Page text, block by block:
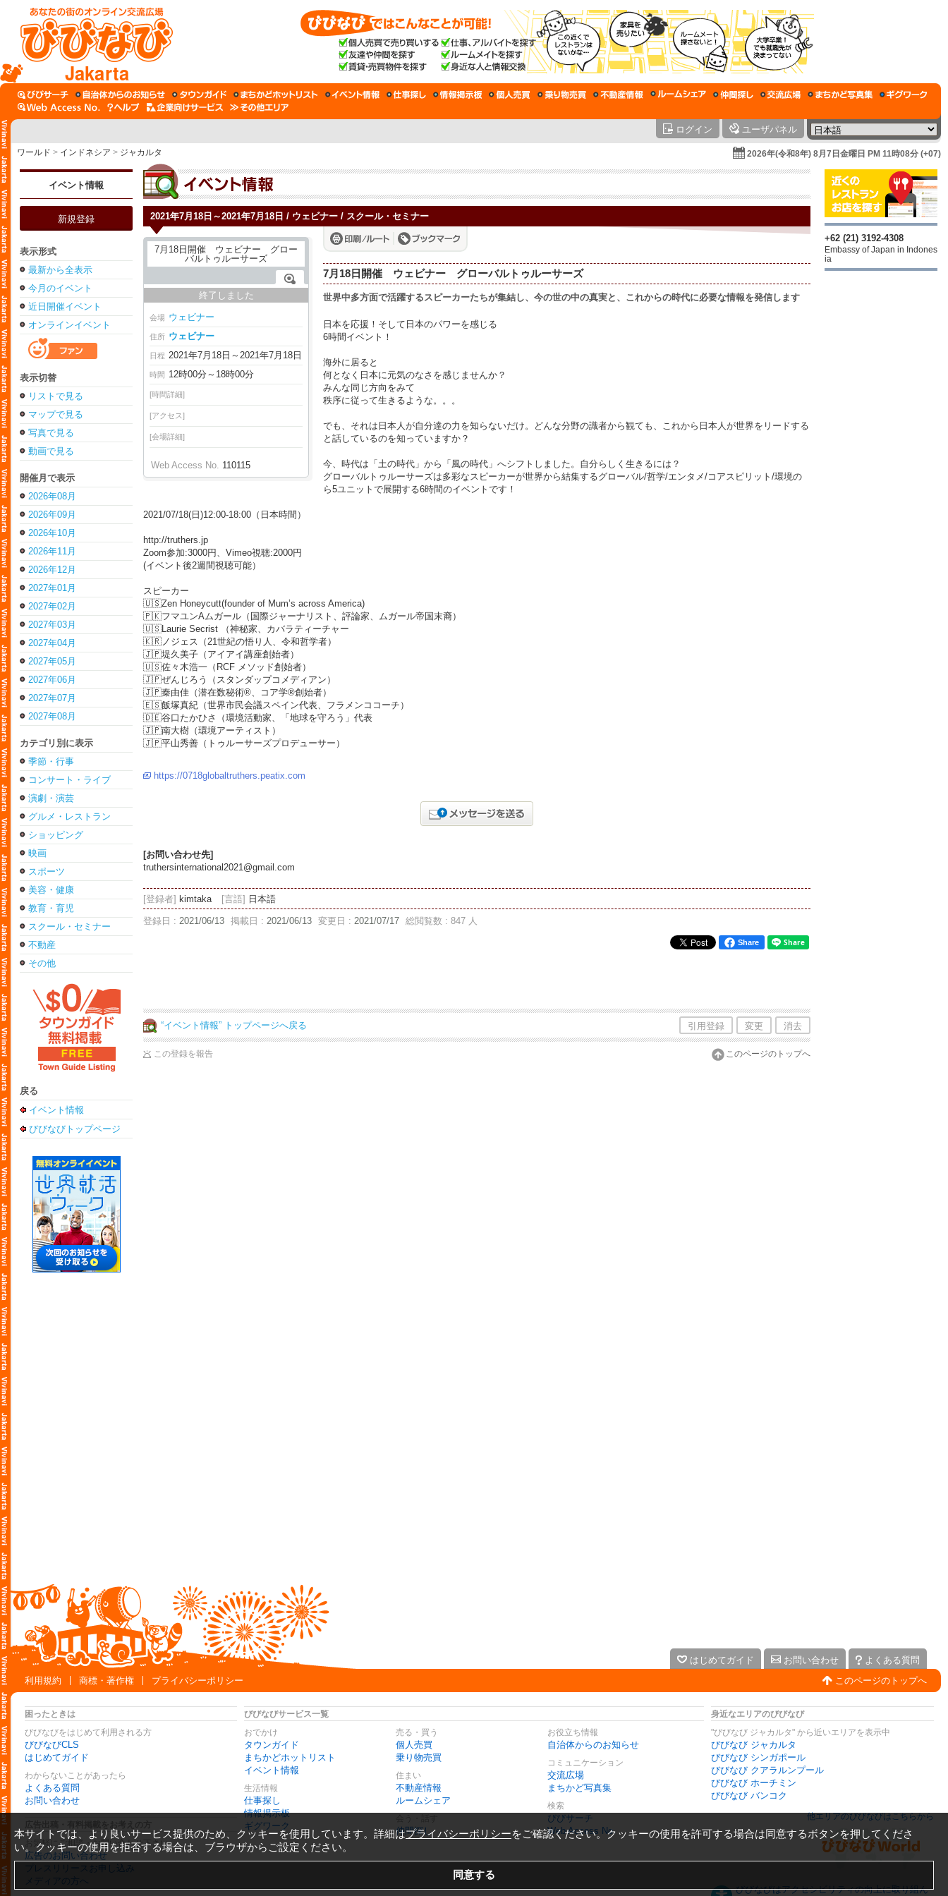
Jakarta
ログイン ユーザパネル
ワールド > インドネシア > ジャカルタ 2026年(令和8年) 8月7日金曜日 PM 11時08分 (+07)
イベント情報
新規登録
表示形式
最新から全表示
今月のイベント
近日開催イベント
オンラインイベント
表示切替
リストで見る
マップで見る
写真で見る
動画で見る
開催月で表示
2026年08月
2026年09月
2026年10月
2026年11月
2026年12月
2027年01月
2027年02月
2027年03月
2027年04月
2027年05月
2027年06月
2027年07月
2027年08月
カテゴリ別に表示
季節・行事
コンサート・ライブ
演劇・演芸
グルメ・レストラン
ショッピング
映画
スポーツ
美容・健康
教育・育児
スクール・セミナー
不動産
その他
戻る
イベント情報
びびなびトップページ
2021年7月18日～2021年7月18日 / ウェビナー / スクール・セミナー
終了しました
会場 ウェビナー
住所 ウェビナー
日程 2021年7月18日～2021年7月18日
時間 12時00分～18時00分
[時間詳細]
[アクセス]
[会場詳細]
Web Access No. 110115
7月18日開催 ウェビナー グローバルトゥルーサーズ
世界中多方面で活躍するスピーカーたちが集結し、今の世の中の真実と、これからの時代に必要な情報を発信します
日本を応援！そして日本のパワーを感じる
6時間イベント！
海外に居ると
何となく日本に元気のなさを感じませんか？
みんな同じ方向をみて
秩序に従って生きるような。。。
でも、それは日本人が自分達の力を知らないだけ。どんな分野の識者から観ても、これから日本人が世界をリードする
と話しているのを知っていますか？
今、時代は「土の時代」から「風の時代」へシフトしました。自分らしく生きるには？
グローバルトゥルーサーズは多彩なスピーカーが世界から結集するグローバル/哲学/エンタメ/コアスピリット/環境の
ら5ユニットで展開する6時間のイベントです！
2021/07/18(日)12:00-18:00（日本時間）
http://truthers.jp
Zoom参加:3000円、Vimeo視聴:2000円
(イベント後2週間視聴可能）
スピーカー
🇺🇸Zen Honeycutt(founder of Mum’s across America)
🇵🇰フマユンAムガール（国際ジャーナリスト、評論家、ムガール帝国末裔）
🇺🇸Laurie Secrist （神秘家、カバラティーチャー
🇰🇷ノジェス（21世紀の悟り人、令和哲学者）
🇯🇵堤久美子（アイアイ講座創始者）
🇺🇸佐々木浩一（RCF メソッド創始者）
🇯🇵ぜんじろう（スタンダップコメディアン）
🇯🇵秦由佳（潜在数秘術®︎、コア学®︎創始者）
🇪🇸飯塚真紀（世界市民会議スペイン代表、フラメンココーチ）
🇩🇪谷口たかひさ（環境活動家、「地球を守ろう」代表
🇯🇵南大樹（環境アーティスト）
🇯🇵平山秀善（トゥルーサーズプロデューサー）
https://0718globaltruthers.peatix.com
[お問い合わせ先]
truthersinternational2021@gmail.com
[登録者] kimtaka [言語] 日本語
登録日 : 2021/06/13 掲載日 : 2021/06/13 変更日 : 2021/07/17 総閲覧数 : 847 人
Share
“イベント情報” トップページへ戻る 引用登録 変更 消去
この登録を報告 このページのトップへ
+62 (21) 3192-4308
Embassy of Japan in Indones
ia
はじめてガイド お問い合わせ
よくある質問
利用規約
商標・著作権 プライバシーポリシー このページのトップへ
困ったときは
びびなびをはじめて利用される方
びびなびCLS
はじめてガイド
わからないことがあったら
よくある質問
お問い合わせ
お気軽にご相談・お問い合わせ下さい
広告のお問い合わせ
プレスリリースお申し込み
メディアの方へ
びびなびサービス一覧
おでかけ
タウンガイド
まちかどホットリスト
イベント情報
生活情報
仕事探し
情報掲示板
ギグワーク
売る・買う
個人売買
乗り物売買
住まい
不動産情報
ルームシェア
仲間探し
お役立ち情報
自治体からのお知らせ
コミュニケーション
交流広場
まちかど写真集
検索
びびサーチ
Web Access No.
身近なエリアのびびなび
"びびなび ジャカルタ" から近いエリアを表示中
びびなび ジャカルタ
びびなび シンガポール
びびなび クアラルンプール
びびなび ホーチミン
びびなび バンコク
他エリアのびびなびはこちらから
びびなびはアクセシビリティの向上に取り組ん
本サイトでは、より良いサービス提供のため、クッキーを使用しています。詳細はプライバシーポリシーをご確認ください。クッキーの使用を許可する場合は同意するボタンを押してくださ
い。クッキーの使用を拒否する場合は、ブラウザからご設定ください。